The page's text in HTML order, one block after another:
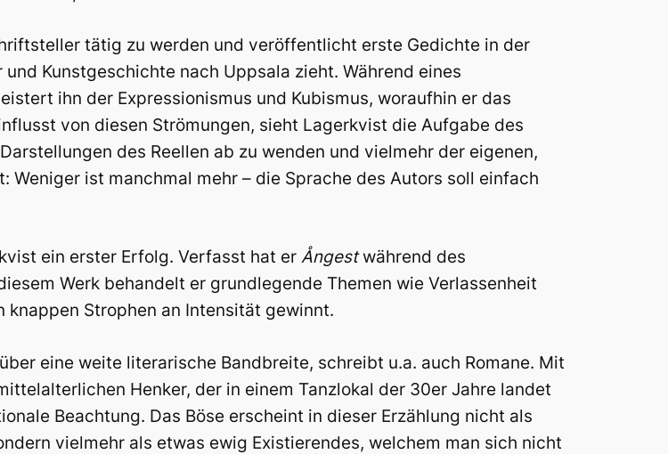
tätig zu werden und veröffentlicht erste Gedichte in der
Kunstgeschichte nach Uppsala zieht. Während eines
ihn der Expressionismus und Kubismus, woraufhin er das
von diesen Strömungen, sieht Lagerkvist die Aufgabe des
des Reellen ab zu wenden und vielmehr der eigenen,
ist manchmal mehr – die Sprache des Autors soll einfach
ein erster Erfolg. Verfasst hat er Ångestwährend des
Werk behandelt er grundlegende Themen wie Verlassenheit
knappen Strophen an Intensität gewinnt.
eine weite literarische Bandbreite, schreibt u.a. auch Romane. Mit
Henker, der in einem Tanzlokal der 30er Jahre landet
Beachtung. Das Böse erscheint in dieser Erzählung nicht als
vielmehr als etwas ewig Existierendes, welchem man sich nicht